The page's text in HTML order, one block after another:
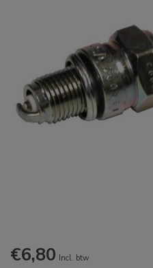
€6,80 Incl. btw